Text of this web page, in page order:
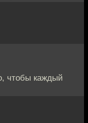
чтобы каждый